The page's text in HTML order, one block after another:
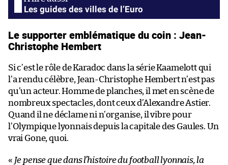
Les guides des villes de l’Euro
Le supporter emblématique du coin : Jean-
Christophe Hembert
Si c’est le rôle de Karadoc dans la série Kaamelott qui
l’a rendu célèbre, Jean-Christophe Hembert n’est pas
qu’un acteur. Homme de planches, il met en scène de
nombreux spectacles, dont ceux d’Alexandre Astier.
Quand il ne déclame ni n’organise, il vibre pour
l’Olympique lyonnais depuis la capitale des Gaules. Un
vrai Gone, quoi.
« Je pense que dans l’histoire du football lyonnais, la